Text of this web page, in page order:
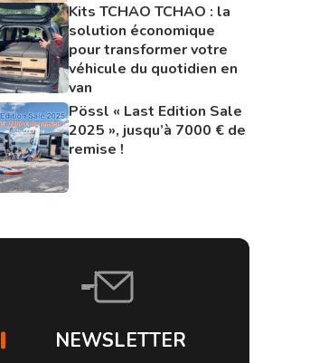
Kits TCHAO TCHAO : la
solution économique
pour transformer votre
véhicule du quotidien en
van
Pössl « Last Edition Sale
2025 », jusqu’à 7000 € de
remise !
NEWSLETTER